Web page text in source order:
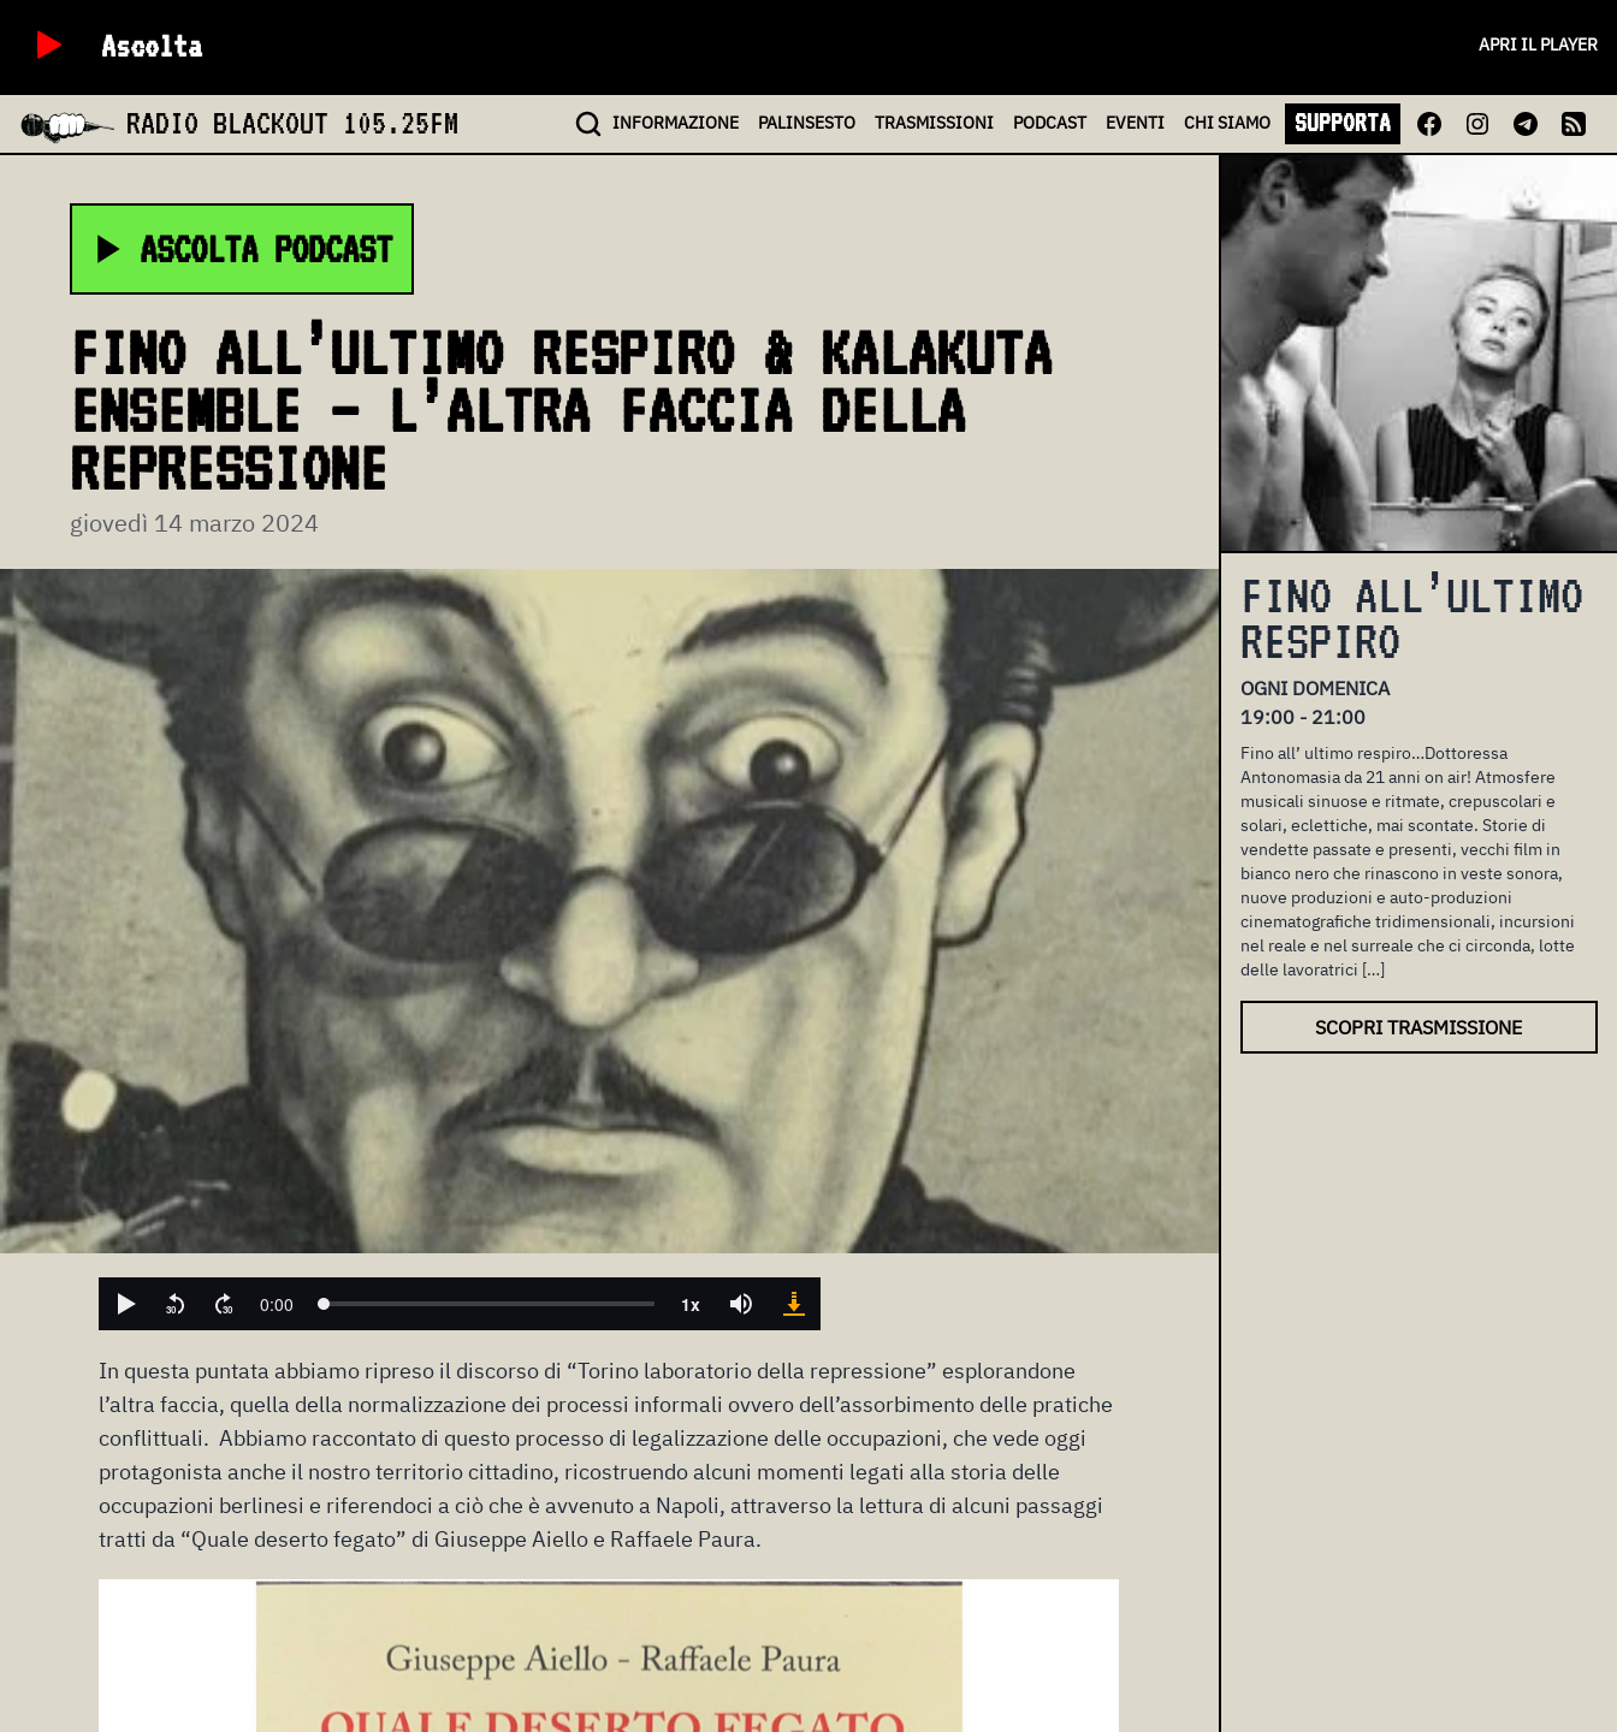
Ascolta APRI IL PLAYER
RADIO BLACKOUT 105.25FM INFORMAZIONE PALINSESTO TRASMISSIONI PODCAST EVENTI CHISIAMO SUPPORTA
ASCOLTA PODCAST
FINO ALL’ULTIMO RESPIRO & KALAKUTA
ENSEMBLE – L’ALTRA FACCIA DELLA
REPRESSIONE
giovedì 14 marzo 2024
In questa puntata abbiamo ripreso il discorso di “Torino laboratorio della repressione” esplorandone
l’altra faccia, quella della normalizzazione dei processi informali ovvero dell’assorbimento delle pratiche
conflittuali. Abbiamo raccontato di questo processo di legalizzazione delle occupazioni, che vede oggi
protagonista anche il nostro territorio cittadino, ricostruendo alcuni momenti legati alla storia delle
occupazioni berlinesi e riferendoci a ciò che è avvenuto a Napoli, attraverso la lettura di alcuni passaggi
tratti da “Quale deserto fegato” di Giuseppe Aiello e Raffaele Paura.
FINO ALL’ULTIMO
RESPIRO
OGNI DOMENICA
19:00 - 21:00
Fino all’ ultimo respiro…Dottoressa
Antonomasia da 21 anni on air! Atmosfere
musicali sinuose e ritmate, crepuscolari e
solari, eclettiche, mai scontate. Storie di
vendette passate e presenti, vecchi film in
bianco nero che rinascono in veste sonora,
nuove produzioni e auto-produzioni
cinematografiche tridimensionali, incursioni
nel reale e nel surreale che ci circonda, lotte
delle lavoratrici […]
SCOPRI TRASMISSIONE